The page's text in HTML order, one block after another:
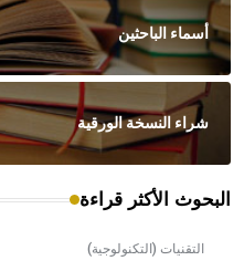
أسماء الباحثين
شراء النسخة الورقية
البحوث الأكثر قراءة
التقنيات (التكنولوجية)